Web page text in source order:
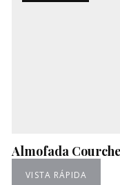
Almofada
VISTA RÁPIDA